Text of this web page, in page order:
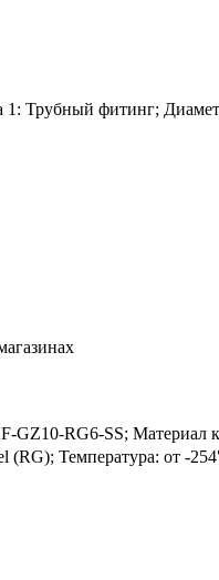
Трубный фитинг;
RG6-SS; Материал
(RG); Температура: от